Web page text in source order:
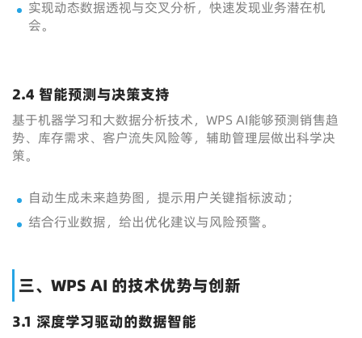
实现动态数据透视与交叉分析，快速发现业务潜在机
会。
2.4 智能预测与决策支持
基于机器学习和大数据分析技术，WPS AI能够预测销售趋
势、库存需求、客户流失风险等，辅助管理层做出科学决
策。
自动生成未来趋势图，提示用户关键指标波动；
结合行业数据，给出优化建议与风险预警。
三、WPS AI 的技术优势与创新
3.1 深度学习驱动的数据智能